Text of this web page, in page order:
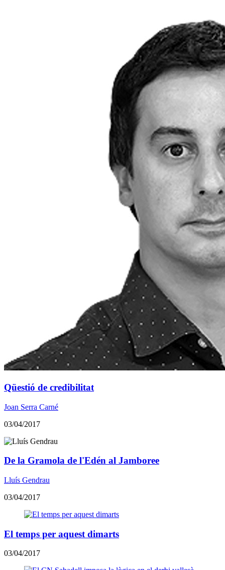
Qüestió de credibilitat
Joan Serra Carné
03/04/2017
​De la Gramola de l'Edén al Jamboree
Lluís Gendrau
03/04/2017
El temps per aquest dimarts
03/04/2017